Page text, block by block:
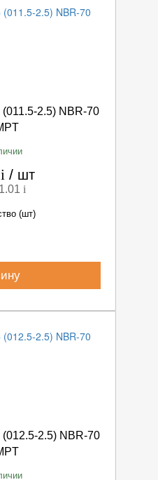
2.5) NBR-70
i / шт
i
(шт)
2.5) NBR-70